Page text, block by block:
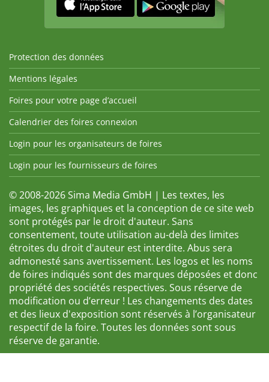
Protection des données
Mentions légales
Foires pour votre page d’accueil
Calendrier des foires connexion
Login pour les organisateurs de foires
Login pour les fournisseurs de foires
© 2008-2026 Sima Media GmbH | Les textes, les
images, les graphiques et la conception de ce site web
sont protégés par le droit d'auteur. Sans
consentement, toute utilisation au-delà des limites
étroites du droit d'auteur est interdite. Abus sera
admonesté sans avertissement. Les logos et les noms
de foires indiqués sont des marques déposées et donc
propriété des sociétés respectives. Sous réserve de
modification ou d’erreur ! Les changements des dates
et des lieux d'exposition sont réservés à l’organisateur
respectif de la foire. Toutes les données sont sous
réserve de garantie.